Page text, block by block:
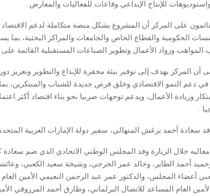
للإنتاج الإبداعي وقاعات للفعاليات والمعارض .
على المركز أن المشروع يشكل منصة متكاملة لدعم الاقتصاد
الحكومية والقطاع الخاص والجامعات والمراكز البحثية، بما
ورواد الأعمال وتطوير الصناعات المستقبلية القائمة على
أن المركز يهدف إلى توفير بيئة محفزة للإبداع والتطوير وتعزيز
في دعم النمو الاقتصادي وخلق فرص جديدة للشباب والمبتكرين، بما
وريادة الأعمال، ويدعم توجهات صربيا نحو بناء اقتصاد أكثر
.
سعادة أحمد برغش المنهالي، سفير دولة الإمارات العربية
خلال الزيارة وفد المجلس الوطني الاتحادي الذي ضم
أحمد الطاير، وخالد عمر الخرجي، وشيخة سعيد الكعبي،
أعضاء المجلس، والدكتور عمر عبد الرحمن النعيمي الأمين
العام المساعد للاتصال البرلماني، وطارق أحمد المرزوقي